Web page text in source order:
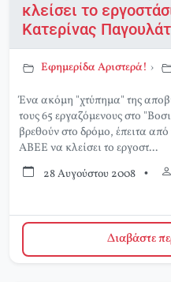
κλείσει το
Κατερίνας
Εφημερίδα Αριστερά! ›
Ένα ακόμη "χτύπημα" της
τους 65 εργαζόμενους στο
βρεθούν στο δρόμο, έπειτα
ΑΒΕΕ να κλείσει το εργοστ...
28 Αυγούστου 2008 •
Διαβάστε